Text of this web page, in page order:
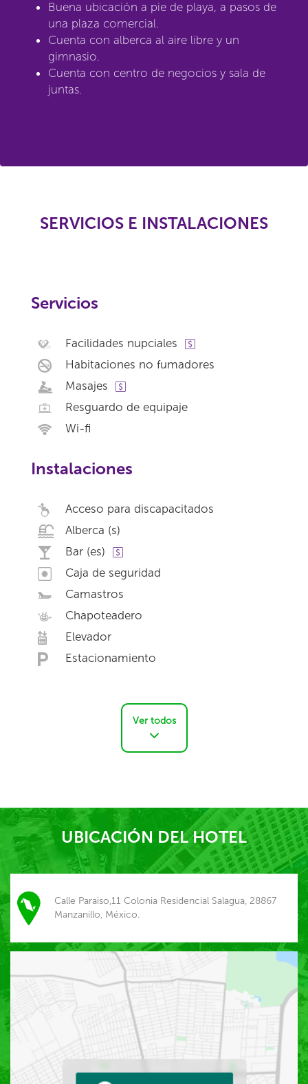
Buena ubicación a pie de playa, a pasos de
una plaza comercial.
Cuenta con alberca al aire libre y un
gimnasio.
Cuenta con centro de negocios y sala de
juntas.
SERVICIOS E INSTALACIONES
Servicios
Facilidades nupciales
Habitaciones no fumadores
Masajes
Resguardo de equipaje
Wi-fi
Instalaciones
Acceso para discapacitados
Alberca (s)
Bar (es)
Caja de seguridad
Camastros
Chapoteadero
Elevador
Estacionamiento
Ver todos
UBICACIÓN DEL HOTEL
Calle Paraiso,11 Colonia Residencial Salagua, 28867
Manzanillo, México.